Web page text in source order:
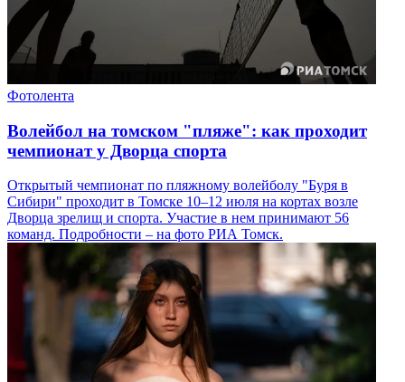
Фотолента
Волейбол на томском "пляже": как проходит
чемпионат у Дворца спорта
Открытый чемпионат по пляжному волейболу "Буря в
Сибири" проходит в Томске 10–12 июля на кортах возле
Дворца зрелищ и спорта. Участие в нем принимают 56
команд. Подробности – на фото РИА Томск.